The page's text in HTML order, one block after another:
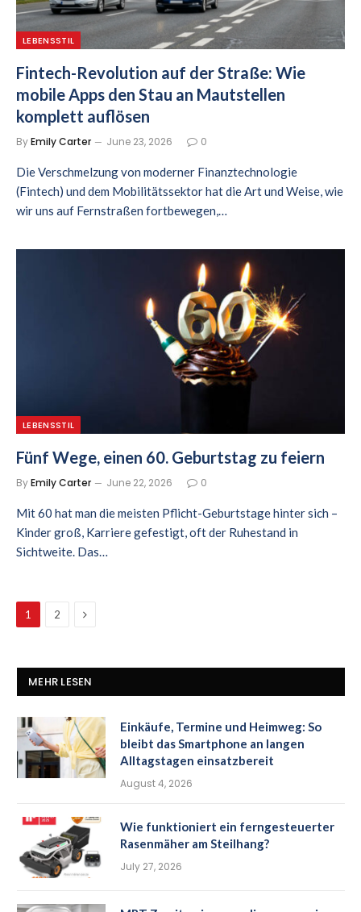
LEBENSSTIL
Fintech-Revolution auf der Straße: Wie
mobile Apps den Stau an Mautstellen
komplett auflösen
ByEmily Carter June 23, 2026 0
Die Verschmelzung von moderner Finanztechnologie
(Fintech) und dem Mobilitätssektor hat die Art und Weise, wie
wir uns auf Fernstraßen fortbewegen,…
LEBENSSTIL
Fünf Wege, einen 60. Geburtstag zu feiern
ByEmily Carter June 22, 2026 0
Mit 60 hat man die meisten Pflicht-Geburtstage hinter sich –
Kinder groß, Karriere gefestigt, oft der Ruhestand in
Sichtweite. Das…
1 2 Next
MEHR LESEN
Einkäufe, Termine und Heimweg: So
bleibt das Smartphone an langen
Alltagstagen einsatzbereit
August 4, 2026
Wie funktioniert ein ferngesteuerter
Rasenmäher am Steilhang?
July 27, 2026